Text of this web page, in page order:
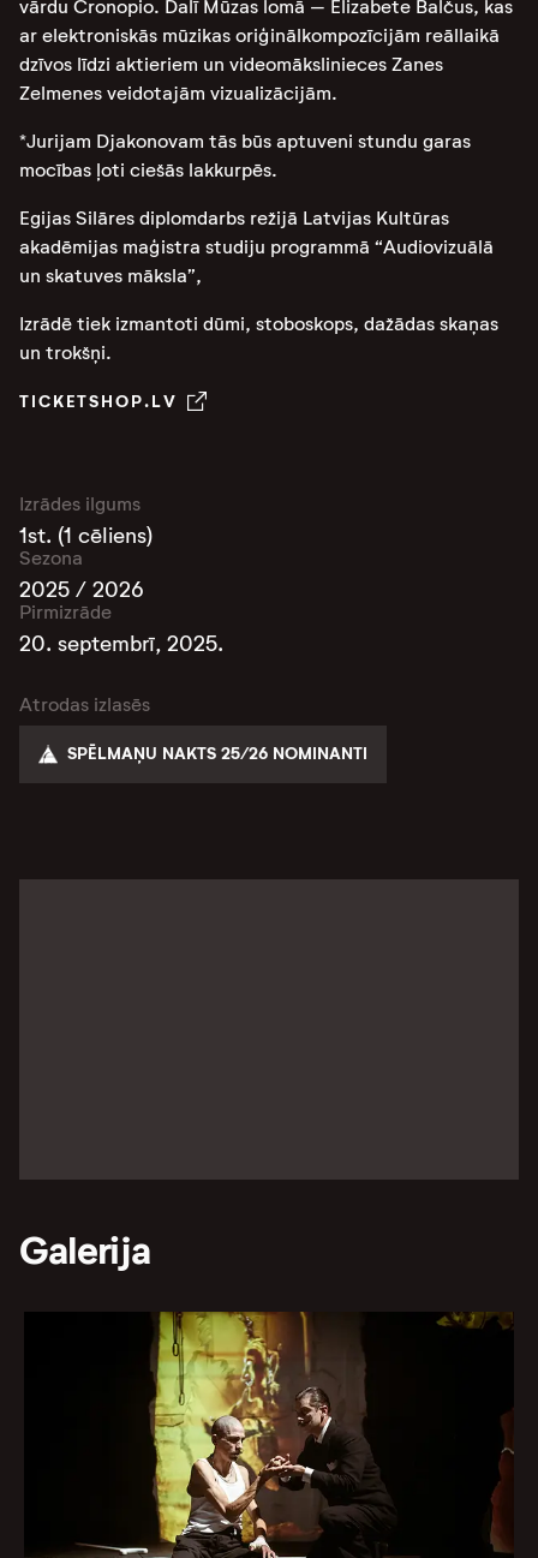
vārdu Cronopio. Dalī Mūzas lomā – Elizabete Balčus, kas
ar elektroniskās mūzikas oriģinālkompozīcijām reāllaikā
dzīvos līdzi aktieriem un videomākslinieces Zanes
Zelmenes veidotajām vizualizācijām.
*Jurijam Djakonovam tās būs aptuveni stundu garas
mocības ļoti ciešās lakkurpēs.
Egijas Silāres diplomdarbs režijā Latvijas Kultūras
akadēmijas maģistra studiju programmā “Audiovizuālā
un skatuves māksla”,
Izrādē tiek izmantoti dūmi, stoboskops, dažādas skaņas
un trokšņi.
TICKETSHOP.LV
Izrādes ilgums
1st. (1 cēliens)
Sezona
2025 / 2026
Pirmizrāde
20. septembrī, 2025.
Atrodas izlasēs
SPĒLMAŅU NAKTS 25/26 NOMINANTI
Galerija